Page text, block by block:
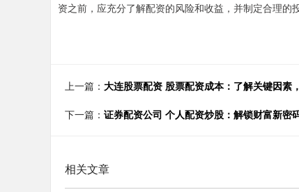
资之前，应充分了解配资的风险和收益，并制定合理的
上一篇： 大连股票配资 股票配资成本：了解关键因素
下一篇： 证券配资公司 个人配资炒股：解锁财富新密
相关文章